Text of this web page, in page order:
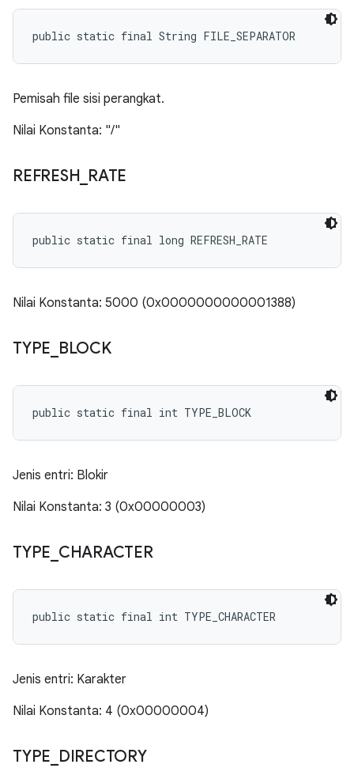
public static final String FILE_SEPARATOR
Pemisah file sisi perangkat.
Nilai Konstanta: "/"
REFRESH RATE
public static final long REFRESH_RATE
Nilai Konstanta: 5000 (0x0000000000001388)
TYPE BLOCK
public static final int TYPE_BLOCK
Jenis entri: Blokir
Nilai Konstanta: 3 (0x00000003)
TYPE CHARACTER
public static final int TYPE_CHARACTER
Jenis entri: Karakter
Nilai Konstanta: 4 (0x00000004)
TYPE DIRECTORY